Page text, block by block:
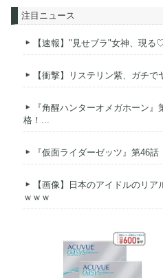
注目ニュース
【速報】"見せブラ"女神、現
【衝撃】リステリン紫、ガチ
『角醒ハンターオメガホーン
格！...
『仮面ライダーゼッツ』第46
【画像】日本のアイドルのリ
ｗｗｗ